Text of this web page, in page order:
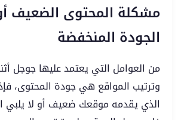
مشكلة المحتوى الضعيف
الجودة المنخفضة
من العوامل التي يعتمد عليها جوجل
وترتيب المواقع هي جودة المحتوى،
الذي يقدمه موقعك ضعيف أو لا يلبي